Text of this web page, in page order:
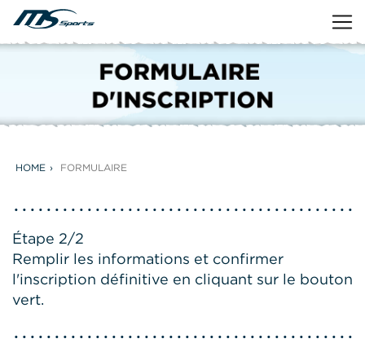
HOME FORMULAIRE
Étape 2/2
Remplir les informations et confirmer
l'inscription définitive en cliquant sur le bouton
vert.